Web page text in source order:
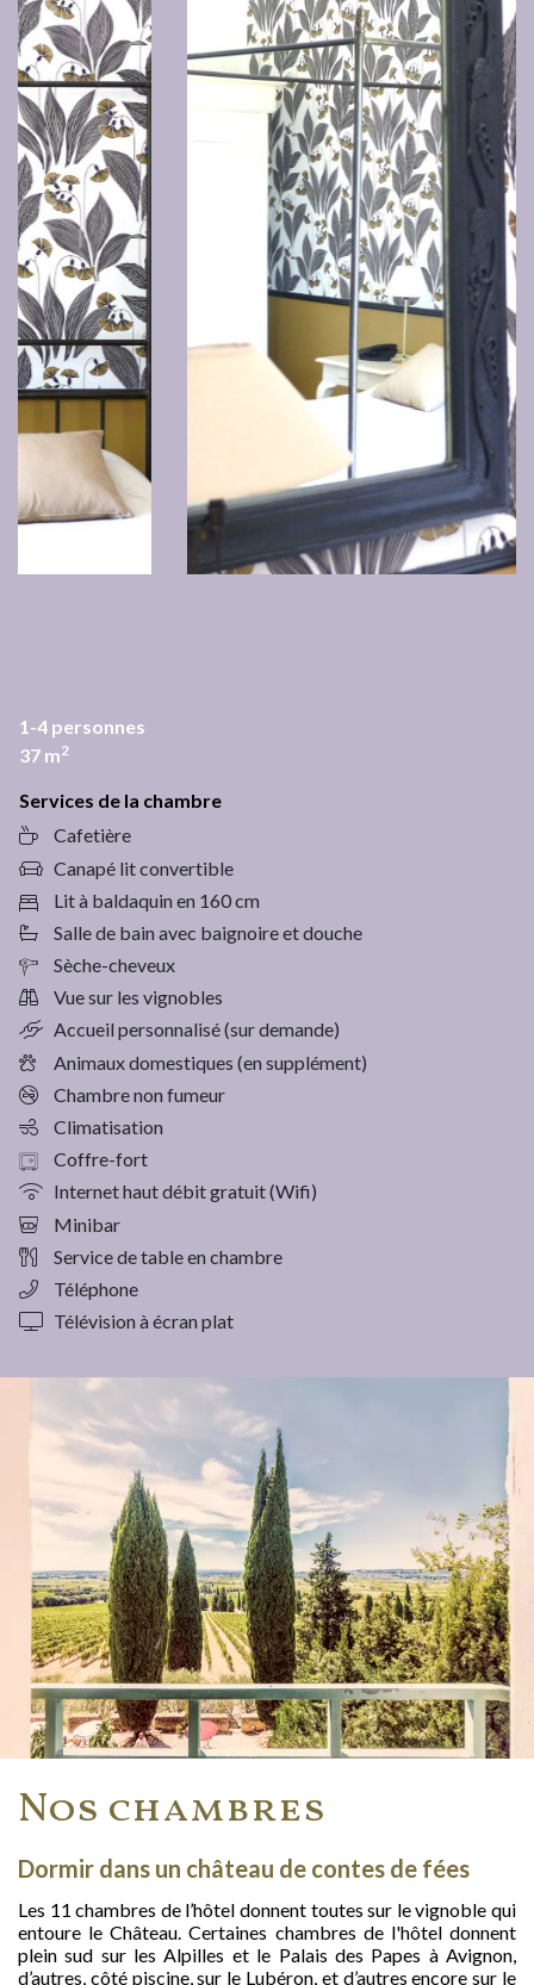
1-4 personnes
37 m2
Services de la chambre
Cafetière
Canapé lit convertible
Lit à baldaquin en 160 cm
Salle de bain avec baignoire et douche
Sèche-cheveux
Vue sur les vignobles
Accueil personnalisé (sur demande)
Animaux domestiques (en supplément)
Chambre non fumeur
Climatisation
Coffre-fort
Internet haut débit gratuit (Wifi)
Minibar
Service de table en chambre
Téléphone
Télévision à écran plat
Nos chambres
Dormir dans un château de contes de fées
Les 11 chambres de l’hôtel donnent toutes sur le vignoble qui
entoure le Château. Certaines chambres de l'hôtel donnent
plein sud sur les Alpilles et le Palais des Papes à Avignon,
d’autres, côté piscine, sur le Lubéron, et d’autres encore sur le